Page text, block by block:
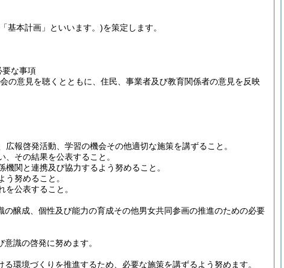
基本計画」といいます。)を策定します。
要な事項
の意見を聴くとともに、住民、事業者及び教育関係者の意見を反映
報啓発活動、学習の機会その他適切な施策を講ずること。
その結果を公表すること。
関と連携及び協力するよう努めること。
努めること。
公表すること。
醸成、個性及び能力の育成その他男女共同参画の推進のための必要
識の啓発に努めます。
環境づくりを推進するため、必要な施策を講ずるよう努めます。